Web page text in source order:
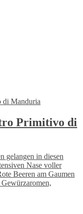
Primitivo di
gelangen in diesen
Nase voller
Beeren am Gaumen